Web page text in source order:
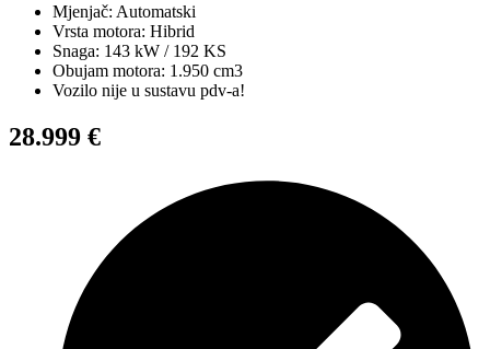
Mjenjač: Automatski
Vrsta motora: Hibrid
Snaga: 143 kW / 192 KS
Obujam motora: 1.950 cm3
Vozilo nije u sustavu pdv-a!
28.999 €